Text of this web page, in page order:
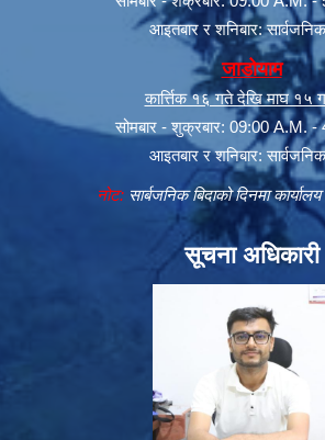
आइतबार र शनिबार: सार्वजनिक
जाडोयाम
कार्त्तिक १६ गते देखि माघ १५
सोमबार - शुक्रबार: 09:00 A.M. -
आइतबार र शनिबार: सार्वजनिक
नोट:सार्बजनिक बिदाको दिनमा
सूचना अधिकारी